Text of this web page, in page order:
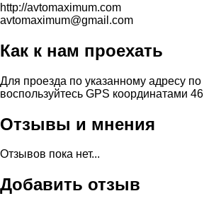
http://avtomaximum.com
avtomaximum@gmail.com
Как к нам проехать
Для проезда по указанному адресу по
воспользуйтесь GPS координатами
Отзывы и мнения
Отзывов пока нет...
Добавить отзыв